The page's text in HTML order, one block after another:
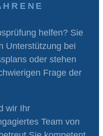
helfen? Sie
Unterstützung bei
oder stehen
Frage der
wir Ihr
Team von